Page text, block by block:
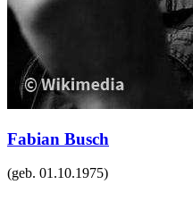
Fabian Busch
(geb. 01.10.1975)